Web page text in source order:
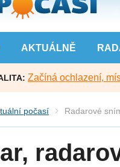
AKTUÁLNĚ
Začíná ochlazení,
počasí Radarové